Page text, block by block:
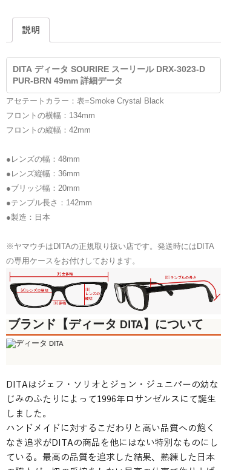
説明
DITA ディータ SOURIRE スーリール DRX-3023-D
PUR-BRN 49mm 詳細データ
アセテートカラー：表=Smoke Crystal Black
フロントの横幅：134mm
フロントの縦幅：42mm
●レンズの幅：48mm
●レンズ縦幅：36mm
●ブリッジ幅：20mm
●テンプル長さ：142mm
●製造：日本
※ヤマウチはDITAの正規取り扱い店です。発送時にはDITA
の専用ケースをお付けしております。
ブランド【ディータ DITA】について
DITAはジェフ・ソリオとジョン・ジュニパーの幼な
じみのふたりによって1996年ロサンゼルスにて誕生
しました。
ハンドメイドに対するこだわりと高い品質への飽く
なき追求がDITAの商品を他にはない特別なものにし
ている。最高の品質を追求した結果、熟練した日本